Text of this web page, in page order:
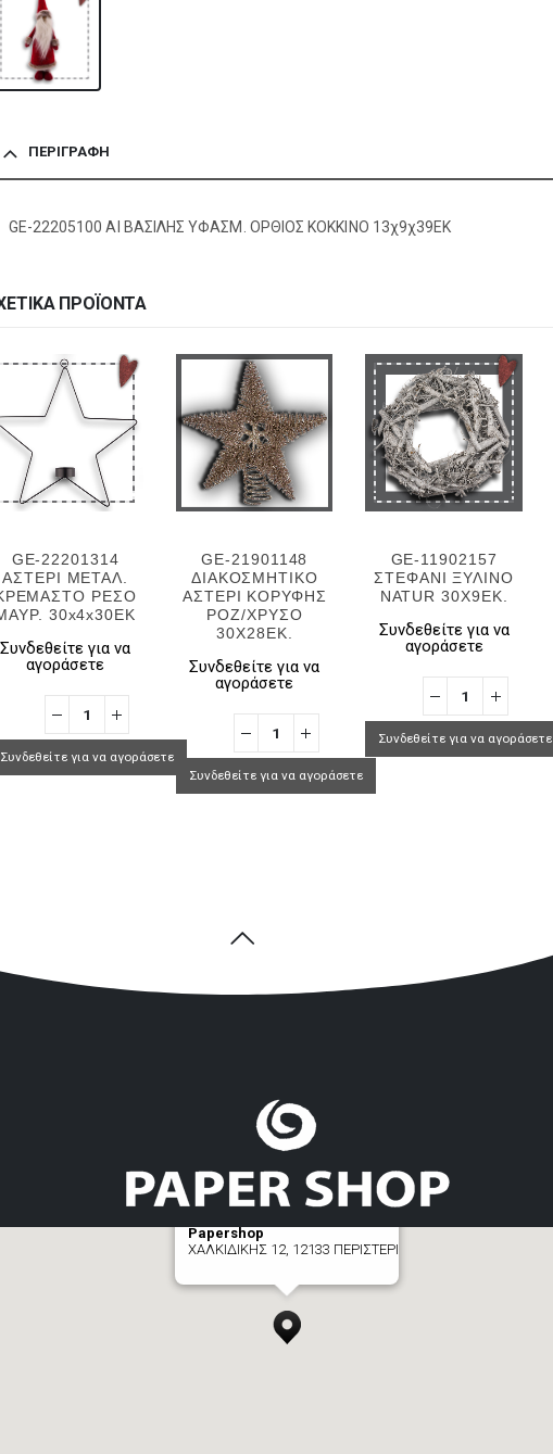
ΠΕΡΙΓΡΑΦΉ
GE-22205100 ΑΙ ΒΑΣΙΛΗΣ ΥΦΑΣΜ. ΟΡΘΙΟΣ ΚΟΚΚΙΝΟ 13χ9χ39EK
ΠΡΟΪΌΝΤΑ
GE-22201314
ΑΣΤΕΡΙ ΜΕΤΑΛ.
ΡΕΣΟ
30x4x30ΕΚ
Συνδεθείτε για να
αγοράσετε
Συνδεθείτε για να αγοράσετε
GE-21901148
ΔΙΑΚΟΣΜΗΤΙΚΟ
ΑΣΤΕΡΙ ΚΟΡΥΦΗΣ
ΡΟΖ/ΧΡΥΣΟ
30Χ28ΕΚ.
Συνδεθείτε για να
αγοράσετε
Συνδεθείτε για να αγοράσετε
GE-11902157
ΣΤΕΦΑΝΙ ΞΥΛΙΝΟ
NATUR 30X9EK.
Συνδεθείτε για να
αγοράσετε
Συνδεθείτε για να αγοράσετε
Papershop
ΧΑΛΚΙΔΙΚΗΣ 12, 12133 ΠΕΡΙΣΤΕΡΙ